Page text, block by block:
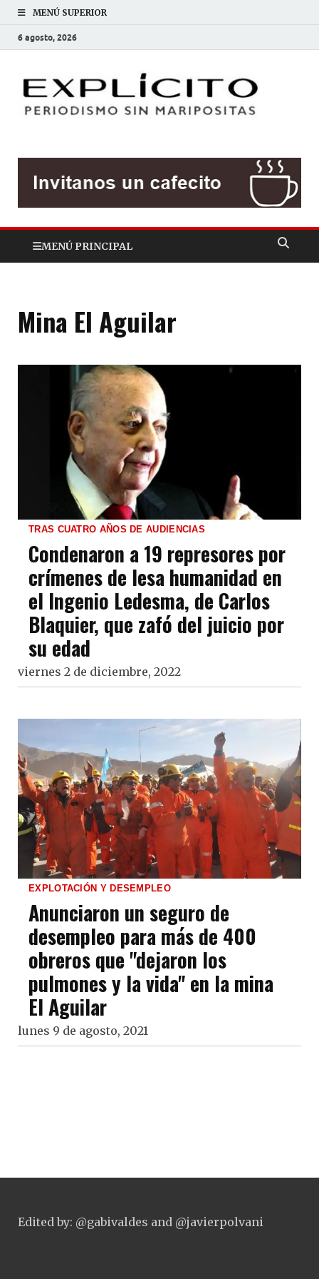
MENÚ SUPERIOR
6 agosto, 2026
MENÚ PRINCIPAL
Mina El Aguilar
TRAS CUATRO AÑOS DE AUDIENCIAS
Condenaron a 19 represores por
crímenes de lesa humanidad en
el Ingenio Ledesma, de Carlos
Blaquier, que zafó del juicio por
su edad
viernes 2 de diciembre, 2022
EXPLOTACIÓN Y DESEMPLEO
Anunciaron un seguro de
desempleo para más de 400
obreros que "dejaron los
pulmones y la vida" en la mina
El Aguilar
lunes 9 de agosto, 2021
Edited by: @gabivaldes and @javierpolvani